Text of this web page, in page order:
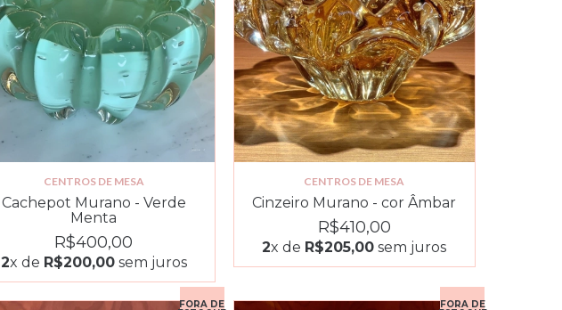
CENTROS DE MESA
Cachepot Murano - Verde
Menta
R$400,00
2x de R$200,00sem juros
CENTROS DE MESA
Cinzeiro Murano - cor Âmbar
R$410,00
2x de R$205,00 sem juros
FORA DE FORA DE